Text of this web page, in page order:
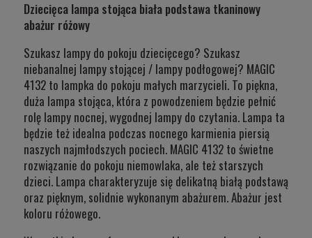
Dziecięca lampa stojąca biała podstawa tkaninowy
abażur różowy
Szukasz lampy do pokoju dziecięcego? Szukasz
niebanalnej lampy stojącej / lampy podłogowej? MAGIC
4132 to lampka do pokoju małych marzycieli. To piękna,
duża lampa stojąca, która z powodzeniem będzie pełnić
rolę lampy nocnej, wygodnej lampy do czytania. Lampa ta
będzie też idealna podczas nocnego karmienia piersią
naszych najmłodszych pociech. MAGIC 4132 to świetne
rozwiązanie do pokoju niemowlaka, ale też starszych
dzieci. Lampa charakteryzuje się delikatną białą podstawą
oraz pięknym, solidnie wykonanym abażurem. Abażur jest
koloru różowego.